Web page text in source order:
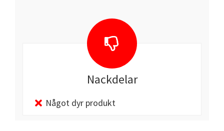
Nackdelar
Något dyr produkt